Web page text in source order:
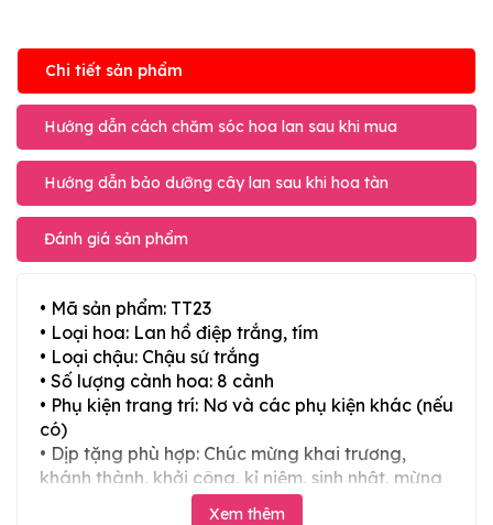
Chi tiết sản phẩm
Hướng dẫn cách chăm sóc hoa lan sau khi mua
Hướng dẫn bảo dưỡng cây lan sau khi hoa tàn
Đánh giá sản phẩm
• Mã sản phẩm: TT23
• Loại hoa: Lan hồ điệp trắng, tím
• Loại chậu: Chậu sứ trắng
• Số lượng cành hoa: 8 cành
• Phụ kiện trang trí: Nơ và các phụ kiện khác (nếu
có)
• Dịp tặng phù hợp: Chúc mừng khai trương,
khánh thành, khởi công, kỉ niệm, sinh nhật, mừng
thọ, mừng cưới, tân gia và các ngày lễ tết trong
Xem thêm